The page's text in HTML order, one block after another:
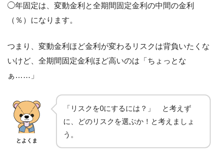
◯年固定は、変動金利と全期間固定金利の中間の金利
（％）になります。
つまり、変動金利ほど金利が変わるリスクは背負いたくな
いけど、全期間固定金利ほど高いのは「ちょっとな
ぁ……」
とよくま
「リスクを0にするには？」 と考えず
に、どのリスクを選ぶか！と考えましょ
う。